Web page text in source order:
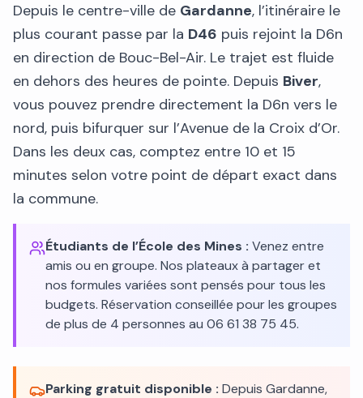
Depuis le centre-ville de Gardanne, l’itinéraire le
plus courant passe par la D46 puis rejoint la D6n
en direction de Bouc-Bel-Air. Le trajet est fluide
en dehors des heures de pointe. Depuis Biver,
vous pouvez prendre directement la D6n vers le
nord, puis bifurquer sur l’Avenue de la Croix d’Or.
Dans les deux cas, comptez entre 10 et 15
minutes selon votre point de départ exact dans
la commune.
Étudiants de l’École des Mines : Venez entre
amis ou en groupe. Nos plateaux à partager et
nos formules variées sont pensés pour tous les
budgets. Réservation conseillée pour les groupes
de plus de 4 personnes au 06 61 38 75 45.
Parking gratuit disponible : Depuis Gardanne,